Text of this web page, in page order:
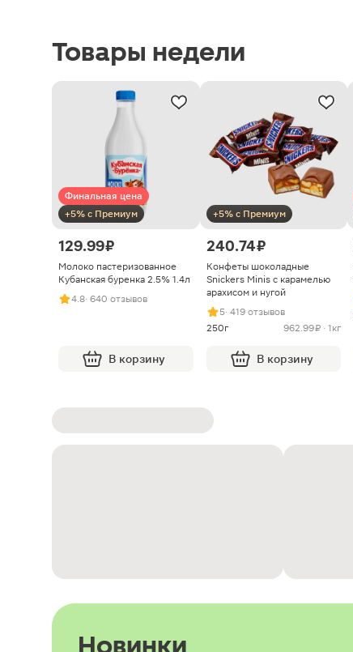
Товары недели
Финальная цена
+5% с Премиум
129.99 ₽
Молоко пастеризованное
Кубанская буренка 2.5% 1.4л
4.8· 640 отзывов
В корзину
+5% с Премиум
240.74 ₽
Конфеты шоколадные
Snickers Minis с карамелью
арахисом и нугой
5· 419 отзывов
250г
962.99 ₽ · 1кг
В корзину
Новинки